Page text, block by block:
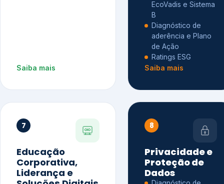
Saiba mais
EcoVadis e Sistema
B
Diagnóstico de
aderência e Plano
de Ação
Ratings ESG
Saiba mais
7
Educação
Corporativa,
Liderança e
8
Privacidade e
Proteção de
Dados